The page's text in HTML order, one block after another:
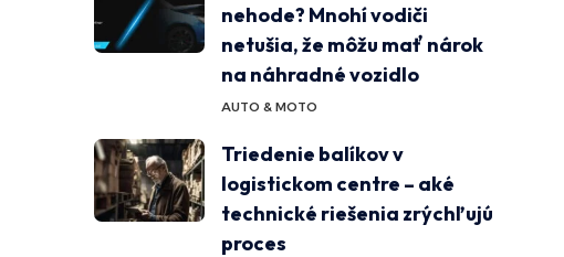
nehode? Mnohí vodiči
netušia, že môžu mať nárok
na náhradné vozidlo
AUTO & MOTO
Triedenie balíkov v
logistickom centre – aké
technické riešenia zrýchľujú
proces